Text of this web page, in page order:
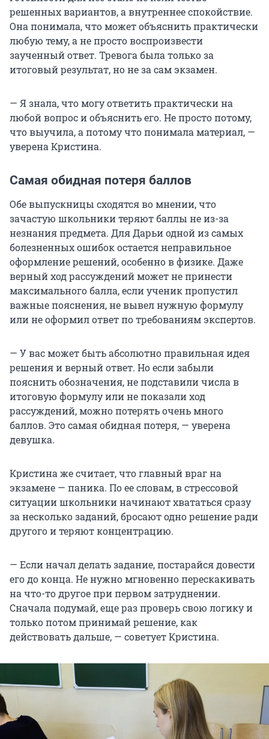
решенных вариантов, а внутреннее спокойствие.
Она понимала, что может объяснить практически
любую тему, а не просто воспроизвести
заученный ответ. Тревога была только за
итоговый результат, но не за сам экзамен.
— Я знала, что могу ответить практически на
любой вопрос и объяснить его. Не просто потому,
что выучила, а потому что понимала материал, —
уверена Кристина.
Самая обидная потеря баллов
Обе выпускницы сходятся во мнении, что
зачастую школьники теряют баллы не из-за
незнания предмета. Для Дарьи одной из самых
болезненных ошибок остается неправильное
оформление решений, особенно в физике. Даже
верный ход рассуждений может не принести
максимального балла, если ученик пропустил
важные пояснения, не вывел нужную формулу
или не оформил ответ по требованиям экспертов.
— У вас может быть абсолютно правильная идея
решения и верный ответ. Но если забыли
пояснить обозначения, не подставили числа в
итоговую формулу или не показали ход
рассуждений, можно потерять очень много
баллов. Это самая обидная потеря, — уверена
девушка.
Кристина же считает, что главный враг на
экзамене — паника. По ее словам, в стрессовой
ситуации школьники начинают хвататься сразу
за несколько заданий, бросают одно решение ради
другого и теряют концентрацию.
— Если начал делать задание, постарайся довести
его до конца. Не нужно мгновенно перескакивать
на что-то другое при первом затруднении.
Сначала подумай, еще раз проверь свою логику и
только потом принимай решение, как
действовать дальше, — советует Кристина.